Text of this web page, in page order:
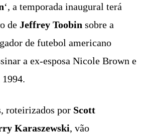
‘, a temporada inaugural terá
de Jeffrey Toobin sobre a
de futebol americano
a ex-esposa Nicole Brown e
roteirizados por Scott
Karaszewski, vão